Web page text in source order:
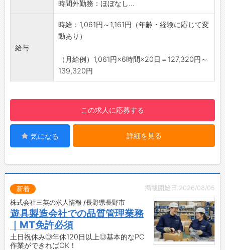
12：40 乾燥炉・外観検査・仕上げ
15：00 休憩（10分）
15：10 製品仕上げ・片付け・清掃
16：00 退社
■鉄工作業
・図面を確認しながらの製作作業
・半自動溶接、アーク溶接作業（経験・資格に
応じて担当）
・グラインダー等を使用した仕上げ作業
※20kg程度の鋼材、部材の運搬業務もありま
【鉄工作業：1日の業務の流れ（例）】
9：00 出社・朝礼・作業内容確認
10：00 休憩（10分）
10：10 溶接・組立・部品製作
12：00 昼休憩（40分）
12：40 仮組・仕上げ・検査作業
時間外勤務：ほぼなし...
給与
時給：1,061円～1,161円（年齢・経験に応じて変
動あり）
（月給例）1,061円×6時間×20日＝127,320円～
139,320円
この求人に応募する
気になる 詳細を見る
掲載開始日:2026/08/05
新着
株式会社三英の求人情報 /長野県長野市
遊具製造会社での品質管理業務
｜MT免許必須
土日祝休み◎年休120日以上◎基本的なPC
作業ができればOK！